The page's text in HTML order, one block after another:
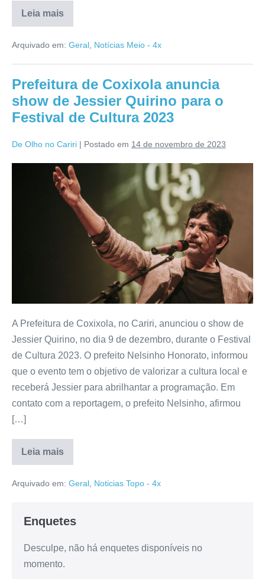
Leia mais
Arquivado em: Geral Notícias Meio - 4x
Prefeitura de Coxixola anuncia
show de Jessier Quirino para o
Festival de Cultura 2023
De Olho no Cariri | Postado em 14 de novembro de 2023
A Prefeitura de Coxixola, no Cariri, anunciou o show de
Jessier Quirino, no dia 9 de dezembro, durante o Festival
de Cultura 2023. O prefeito Nelsinho Honorato, informou
que o evento tem o objetivo de valorizar a cultura local e
receberá Jessier para abrilhantar a programação. Em
contato com a reportagem, o prefeito Nelsinho, afirmou
[…]
Leia mais
Arquivado em: Geral, Noticias Topo - 4x
Enquetes
Desculpe, não há enquetes disponíveis no
momento.